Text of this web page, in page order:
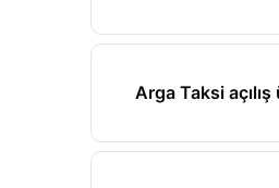
Arga Taksi